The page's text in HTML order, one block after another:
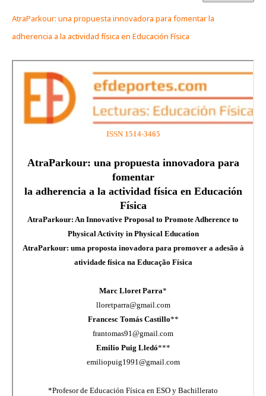
AtraParkour: una propuesta innovadora para fomentar la
adherencia a la actividad física en Educación Física